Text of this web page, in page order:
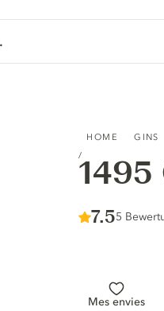
HOME GINS
Score :
7.5/ 10
5
Mes envies